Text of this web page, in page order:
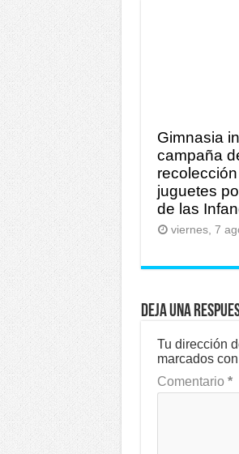
Gimnasia
campaña
juguetes
de las
viernes, 7
Deja una
Tu dirección
marcados con
Comentario *